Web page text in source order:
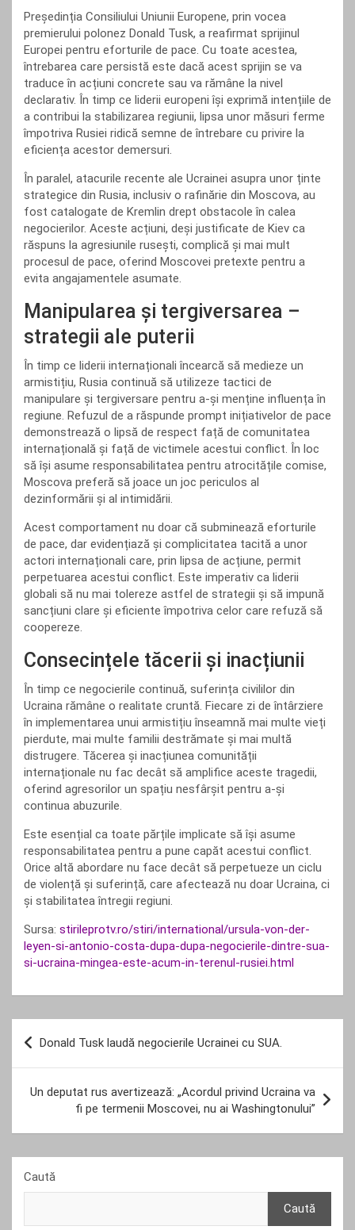
Președinția Consiliului Uniunii Europene, prin vocea
premierului polonez Donald Tusk, a reafirmat sprijinul
Europei pentru eforturile de pace. Cu toate acestea,
întrebarea care persistă este dacă acest sprijin se va
traduce în acțiuni concrete sau va rămâne la nivel
declarativ. În timp ce liderii europeni își exprimă intențiile de
a contribui la stabilizarea regiunii, lipsa unor măsuri ferme
împotriva Rusiei ridică semne de întrebare cu privire la
eficiența acestor demersuri.
În paralel, atacurile recente ale Ucrainei asupra unor ținte
strategice din Rusia, inclusiv o rafinărie din Moscova, au
fost catalogate de Kremlin drept obstacole în calea
negocierilor. Aceste acțiuni, deși justificate de Kiev ca
răspuns la agresiunile rusești, complică și mai mult
procesul de pace, oferind Moscovei pretexte pentru a
evita angajamentele asumate.
Manipularea și tergiversarea –
strategii ale puterii
În timp ce liderii internaționali încearcă să medieze un
armistițiu, Rusia continuă să utilizeze tactici de
manipulare și tergiversare pentru a-și menține influența în
regiune. Refuzul de a răspunde prompt inițiativelor de pace
demonstrează o lipsă de respect față de comunitatea
internațională și față de victimele acestui conflict. În loc
să își asume responsabilitatea pentru atrocitățile comise,
Moscova preferă să joace un joc periculos al
dezinformării și al intimidării.
Acest comportament nu doar că subminează eforturile
de pace, dar evidențiază și complicitatea tacită a unor
actori internaționali care, prin lipsa de acțiune, permit
perpetuarea acestui conflict. Este imperativ ca liderii
globali să nu mai tolereze astfel de strategii și să impună
sancțiuni clare și eficiente împotriva celor care refuză să
coopereze.
Consecințele tăcerii și inacțiunii
În timp ce negocierile continuă, suferința civililor din
Ucraina rămâne o realitate cruntă. Fiecare zi de întârziere
în implementarea unui armistițiu înseamnă mai multe vieți
pierdute, mai multe familii destrămate și mai multă
distrugere. Tăcerea și inacțiunea comunității
internaționale nu fac decât să amplifice aceste tragedii,
oferind agresorilor un spațiu nesfârșit pentru a-și
continua abuzurile.
Este esențial ca toate părțile implicate să își asume
responsabilitatea pentru a pune capăt acestui conflict.
Orice altă abordare nu face decât să perpetueze un ciclu
de violență și suferință, care afectează nu doar Ucraina, ci
și stabilitatea întregii regiuni.
Sursa: stirileprotv.ro/stiri/international/ursula-von-der-
leyen-si-antonio-costa-dupa-dupa-negocierile-dintre-sua-
si-ucraina-mingea-este-acum-in-terenul-rusiei.html
Navigare
articole
Donald Tusk laudă negocierile Ucrainei cu SUA.
Un deputat rus avertizează: „Acordul privind Ucraina va
fi pe termenii Moscovei, nu ai Washingtonului”
Caută
Caută